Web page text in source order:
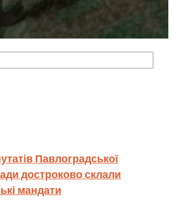
Павлоградської
достроково склали
мандати